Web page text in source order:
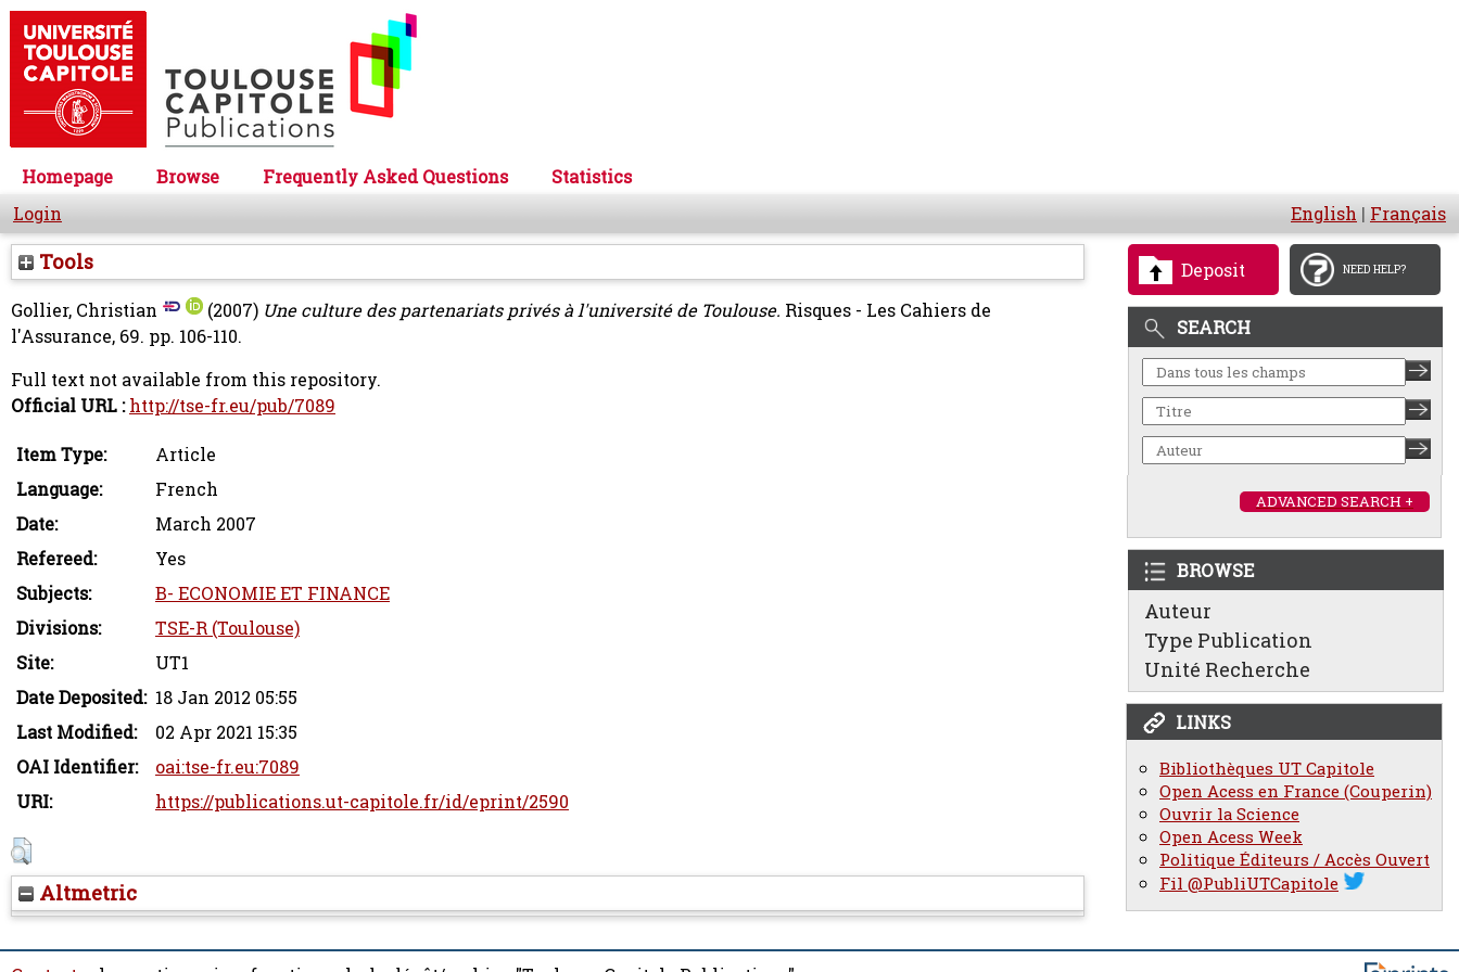
Homepage Browse Frequently Asked Questions
Statistics
Login
English | Français
Deposit NEED HELP?
SEARCH
ADVANCED SEARCH +
BROWSE
Auteur
Type Publication
Unité Recherche
LINKS
Bibliothèques UT Capitole
Open Acess en France (Couperin)
Ouvrir la Science
Open Acess Week
Politique Éditeurs / Accès Ouvert
Fil @PubliUTCapitole
Tools
Gollier, Christian (2007) Une culture des partenariats privés à l'université de Toulouse. Risques - Les Cahiers de
l'Assurance, 69. pp. 106-110.
Full text not available from this repository.
Official URL : http://tse-fr.eu/pub/7089
Item Type:
Article
Language:
French
Date:
March 2007
Refereed:
Yes
Subjects:
B- ECONOMIE ET FINANCE
Divisions:
TSE-R (Toulouse)
Site:
UT1
Date Deposited: 18 Jan 2012 05:55
Last Modified:
02 Apr 2021 15:35
OAI Identifier:
oai:tse-fr.eu:7089
URI:
https://publications.ut-capitole.fr/id/eprint/2590
Altmetric